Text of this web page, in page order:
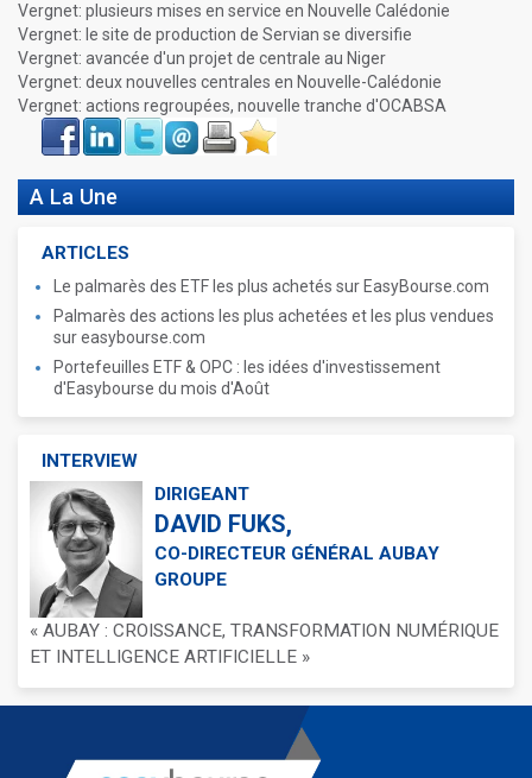
Vergnet: plusieurs mises en service en Nouvelle Calédonie
Vergnet: le site de production de Servian se diversifie
Vergnet: avancée d'un projet de centrale au Niger
Vergnet: deux nouvelles centrales en Nouvelle-Calédonie
Vergnet: actions regroupées, nouvelle tranche d'OCABSA
Face
book
LinkIn Twitter Envoyer ImprimerFavoris
A La Une
ARTICLES
Le palmarès des ETF les plus achetés sur EasyBourse.com
Palmarès des actions les plus achetées et les plus vendues
sur easybourse.com
Portefeuilles ETF & OPC : les idées d'investissement
d'Easybourse du mois d'Août
INTERVIEW
DIRIGEANT
DAVID FUKS,
CO-DIRECTEUR GÉNÉRAL AUBAY
GROUPE
« AUBAY : CROISSANCE, TRANSFORMATION NUMÉRIQUE
ET INTELLIGENCE ARTIFICIELLE »